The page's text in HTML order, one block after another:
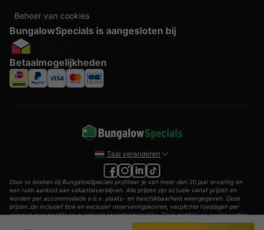
Beheer van cookies
BungalowSpecials is aangesloten bij
Betaalmogelijkheden
Taal veranderen
Door te boeken bij BungalowSpecials profiteer je van meer dan 20 jaar ervaring en
een ruim aanbod aan vakantieverblijven. Alle prijzen zijn actuele vanaf prijzen en
worden per accommodatie o.b.v. plaats- en beschikbaarheid weergegeven. Deze
prijzen zijn inclusief btw en exclusief reserveringskosten, verplichte toeslagen per
persoon (per nacht) en eventuele toeristenbelasting. Door middel van cookies willen